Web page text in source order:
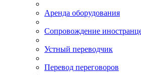
Аренда оборудования
Сопровождение
Устный переводчик
Перевод переговоров